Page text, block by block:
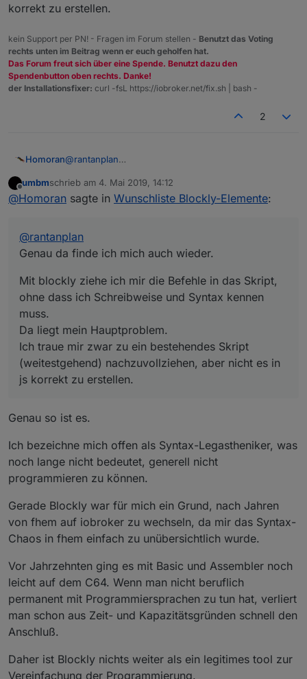
korrekt zu erstellen.
kein Support per PN! - Fragen im Forum stellen - Benutzt das Voting
rechts unten im Beitrag wenn er euch geholfen hat.
Das Forum freut sich über eine Spende. Benutzt dazu den
Spendenbutton oben rechts. Danke!
der Installationsfixer: curl -fsL https://iobroker.net/fix.sh | bash -
2
Homoran@rantanplan
Mit blockly ziehe ich mir die Befehle in das Skript,
ohne dass ich Schreibweise und Syntax kennen
Ich traue mir zwar zu ein bestehendes Skript
(weitestgehend) nachzuvollziehen, aber nicht es in
Offline
umbmschrieb am 4. Mai 2019, 14:12
zuletzt editiert von
@Homoran sagte in Wunschliste Blockly-Elemente:
@rantanplan
Genau da finde ich mich auch wieder.
Mit blockly ziehe ich mir die Befehle in das Skript,
ohne dass ich Schreibweise und Syntax kennen
muss.
Da liegt mein Hauptproblem.
Ich traue mir zwar zu ein bestehendes Skript
(weitestgehend) nachzuvollziehen, aber nicht es in
js korrekt zu erstellen.
Genau so ist es.
Ich bezeichne mich offen als Syntax-Legastheniker, was
noch lange nicht bedeutet, generell nicht
programmieren zu können.
Gerade Blockly war für mich ein Grund, nach Jahren
von fhem auf iobroker zu wechseln, da mir das Syntax-
Chaos in fhem einfach zu unübersichtlich wurde.
Vor Jahrzehnten ging es mit Basic und Assembler noch
leicht auf dem C64. Wenn man nicht beruflich
permanent mit Programmiersprachen zu tun hat, verliert
man schon aus Zeit- und Kapazitätsgründen schnell den
Anschluß.
Daher ist Blockly nichts weiter als ein legitimes tool zur
Vereinfachung der Programmierung.